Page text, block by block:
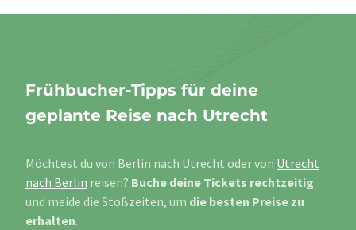
Frühbucher-Tipps für deine
geplante Reise nach Utrecht
Möchtest du von Berlin nach Utrecht oder von Utrecht
nach Berlin reisen? Buche deine Tickets rechtzeitig
und meide die Stoßzeiten, um die besten Preise zu
erhalten.